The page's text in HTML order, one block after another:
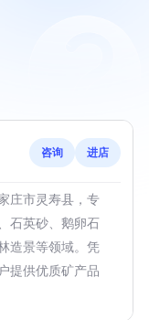
咨询 进店
庄市灵寿县，专
石英砂、鹅卵石
造景等领域。凭
提供优质矿产品